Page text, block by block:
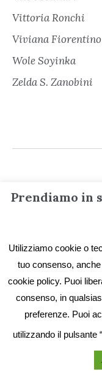
Vittoria Ronchi
Viviana Fiorentino
Wole Soyinka
Zelda S. Zanobini
Contatti
Privacy e Cookie
Codice etico
I primi vent’anni
Collane e catalogo
Prendiamo in
Utilizziamo cookie o
tuo consenso,
cookie policy. Puoi
consenso, in
preferenze. Puoi
utilizzando il pulsante